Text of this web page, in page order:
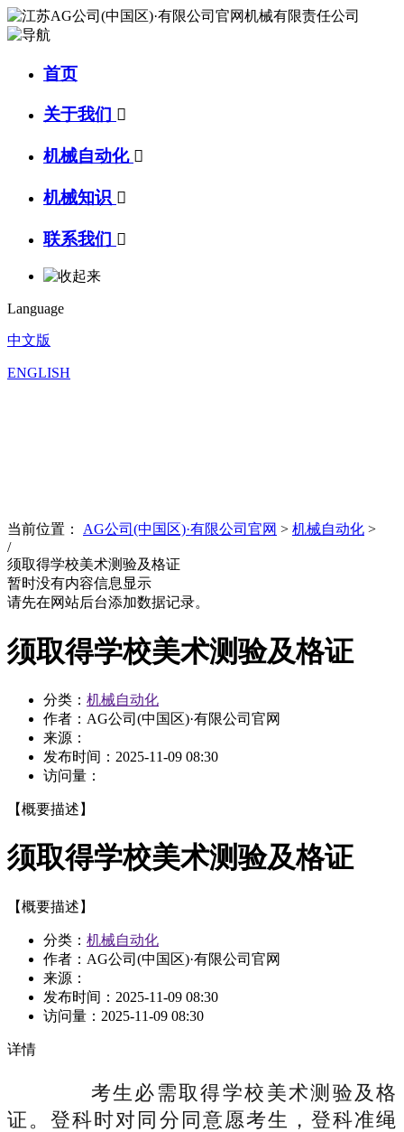
首页
关于我们 
机械自动化 
机械知识 
联系我们 
Language
中文版
ENGLISH
当前位置： AG公司(中国区)·有限公司官网 > 机械自动化 >
/
须取得学校美术测验及格证
暂时没有内容信息显示
请先在网站后台添加数据记录。
须取得学校美术测验及格证
分类： 机械自动化
作者：AG公司(中国区)·有限公司官网
来源：
发布时间： 2025-11-09 08:30
访问量：
【概要描述】
须取得学校美术测验及格证
【概要描述】
分类： 机械自动化
作者：AG公司(中国区)·有限公司官网
来源：
发布时间： 2025-11-09 08:30
访问量： 2025-11-09 08:30
详情
考生必需取得学校美术测验及格
证。登科时对同分同意愿考生，登科准绳